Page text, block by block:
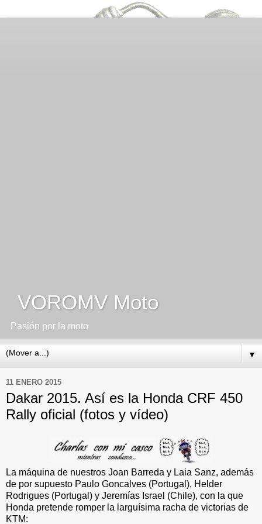
VOROMV Moto
Pasión por la moto
▼
11 ENERO 2015
Dakar 2015. Así es la Honda CRF 450
Rally oficial (fotos y vídeo)
La máquina de nuestros Joan Barreda y Laia Sanz, además
de por supuesto Paulo Goncalves (Portugal), Helder
Rodrigues (Portugal) y Jeremías Israel (Chile), con la que
Honda pretende romper la larguísima racha de victorias de
KTM: